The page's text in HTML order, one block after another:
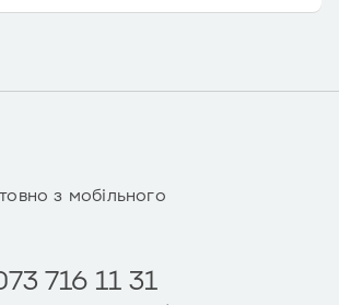
з мобільного
716 11 31